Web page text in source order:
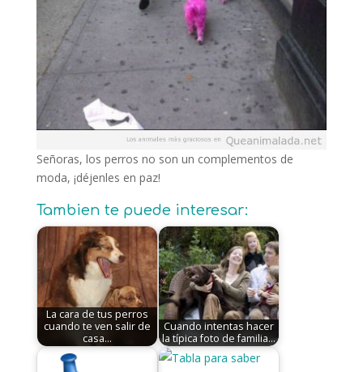
Señoras, los perros no son un complementos de
moda, ¡déjenles en paz!
Tambien te puede interesar:
La cara de tus perros
cuando te ven salir de
casa…
Cuando intentas hacer
la típica foto de familia…